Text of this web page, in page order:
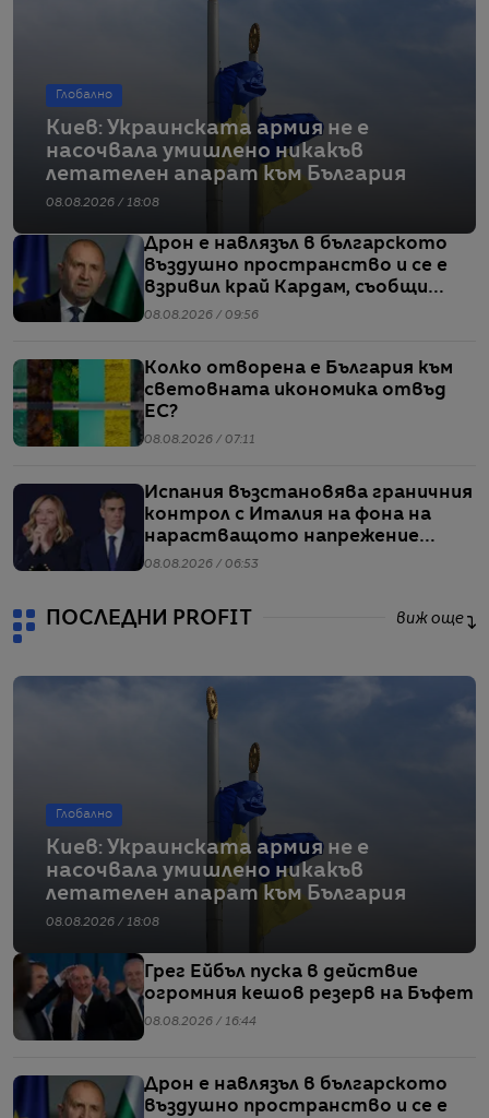
Глобално
Киев: Украинската армия не е
насочвала умишлено никакъв
летателен апарат към България
08.08.2026 / 18:08
Дрон е навлязъл в българското
въздушно пространство и се е
взривил край Кардам, съобщи
Радев
08.08.2026 / 09:56
Колко отворена е България към
световната икономика отвъд
ЕС?
08.08.2026 / 07:11
Испания възстановява граничния
контрол с Италия на фона на
нарастващото напрежение
заради мигрантите
08.08.2026 / 06:53
ПОСЛЕДНИ PROFIT виж още
Глобално
Киев: Украинската армия не е
насочвала умишлено никакъв
летателен апарат към България
08.08.2026 / 18:08
Грег Ейбъл пуска в действие
огромния кешов резерв на Бъфет
08.08.2026 / 16:44
Дрон е навлязъл в българското
въздушно пространство и се е